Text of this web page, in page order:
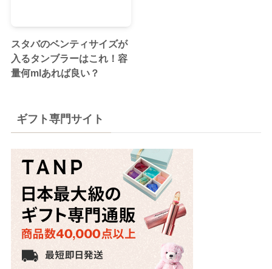
スタバのベンティサイズが
入るタンブラーはこれ！容
量何mlあれば良い？
ギフト専門サイト